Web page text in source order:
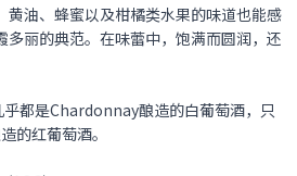
黄油、蜂蜜以及柑橘类水果的味道也能感
多丽的典范。在味蕾中，饱满而圆润，还
都是Chardonnay酿造的白葡萄酒，只
的红葡萄酒。